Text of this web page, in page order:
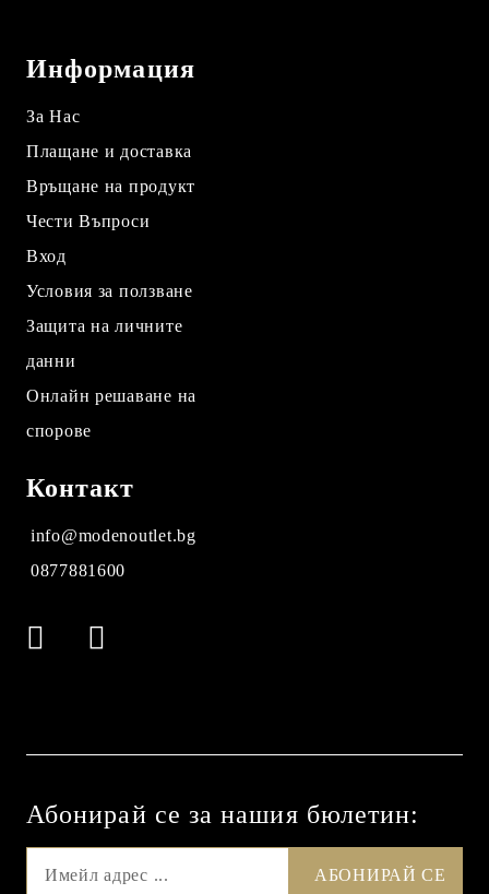
Информация
За Нас
Плащане и доставка
Връщане на продукт
Чести Въпроси
Вход
Условия за ползване
Защита на личните
данни
Онлайн решаване на
спорове
Контакт
info@modenoutlet.bg
0877881600
Абонирай се за нашия бюлетин: